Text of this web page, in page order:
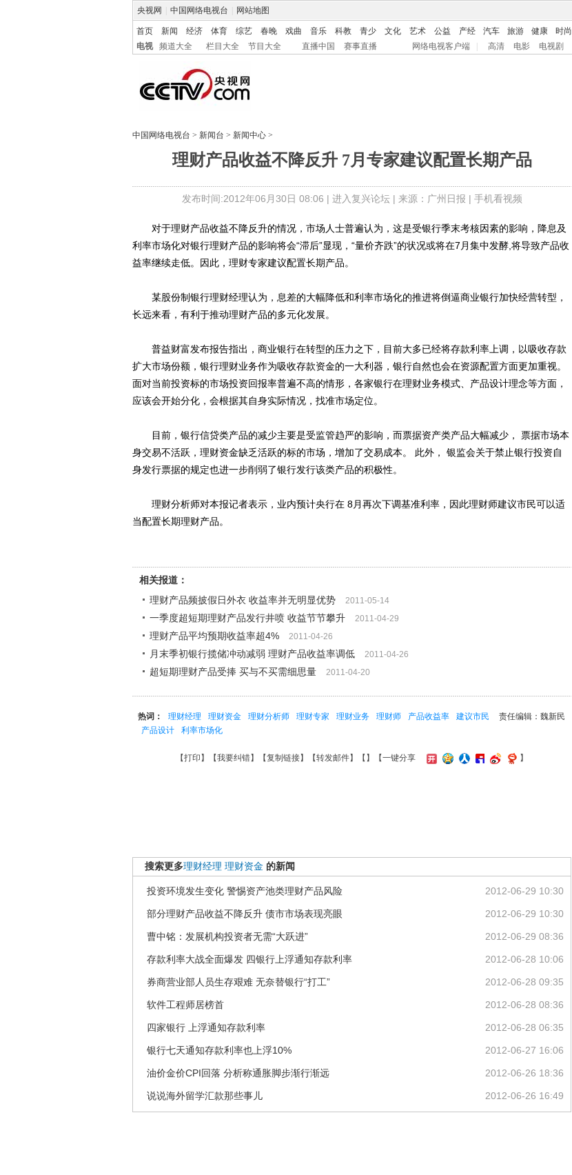
央视网 中国网络电视台 网站地图
首页 新闻 经济 体育 综艺 春晚 戏曲 音乐 科教 青少 文化 艺术 公益 产经 汽车 旅游 健康 时尚
电视
频道大全 栏目大全 节目大全 直播中国 赛事直播 网络电视客户端 高清 电影 电视剧
中国网络电视台 > 新闻台 > 新闻中心 >
理财产品收益不降反升 7月专家建议配置长期产品
发布时间:2012年06月30日 08:06 | 进入复兴论坛| 来源：广州日报 | 手机看视频
对于理财产品收益不降反升的情况，市场人士普遍认为，这是受银行季末考核因素的影响，降息及
利率市场化对银行理财产品的影响将会“滞后”显现，“量价齐跌”的状况或将在7月集中发酵,将导致产品收
益率继续走低。因此，理财专家建议配置长期产品。
某股份制银行理财经理认为，息差的大幅降低和利率市场化的推进将倒逼商业银行加快经营转型，
长远来看，有利于推动理财产品的多元化发展。
普益财富发布报告指出，商业银行在转型的压力之下，目前大多已经将存款利率上调，以吸收存款
扩大市场份额，银行理财业务作为吸收存款资金的一大利器，银行自然也会在资源配置方面更加重视。
面对当前投资标的市场投资回报率普遍不高的情形，各家银行在理财业务模式、产品设计理念等方面，
应该会开始分化，会根据其自身实际情况，找准市场定位。
目前，银行信贷类产品的减少主要是受监管趋严的影响，而票据资产类产品大幅减少， 票据市场本
身交易不活跃，理财资金缺乏活跃的标的市场，增加了交易成本。 此外， 银监会关于禁止银行投资自
身发行票据的规定也进一步削弱了银行发行该类产品的积极性。
理财分析师对本报记者表示，业内预计央行在 8月再次下调基准利率，因此理财师建议市民可以适
当配置长期理财产品。
相关报道：
理财产品频披假日外衣 收益率并无明显优势
2011-05-14
一季度超短期理财产品发行井喷 收益节节攀升 2011-04-29
理财产品平均预期收益率超4% 2011-04-26
月末季初银行揽储冲动减弱 理财产品收益率调低 2011-04-26
超短期理财产品受捧 买与不买需细思量 2011-04-20
责任编辑：魏新民
热词： 理财经理 理财资金 理财分析师 理财专家 理财业务 理财师 产品收益率
建议市民
产品设计
利率市场化
【打印 】【我要纠错】【复制链接】【转发邮件】【 】 【一键分享 】
搜索更多理财经理 理财资金 的新闻
2012-06-29 10:30
投资环境发生变化 警惕资产池类理财产品风险
2012-06-29 10:30
部分理财产品收益不降反升 债市市场表现亮眼
2012-06-29 08:36
曹中铭：发展机构投资者无需“大跃进”
2012-06-28 10:06
存款利率大战全面爆发 四银行上浮通知存款利率
2012-06-28 09:35
券商营业部人员生存艰难 无奈替银行“打工”
2012-06-28 08:36
软件工程师居榜首
2012-06-28 06:35
四家银行 上浮通知存款利率
2012-06-27 16:06
银行七天通知存款利率也上浮10%
2012-06-26 18:36
油价金价CPI回落 分析称通胀脚步渐行渐远
2012-06-26 16:49
说说海外留学汇款那些事儿